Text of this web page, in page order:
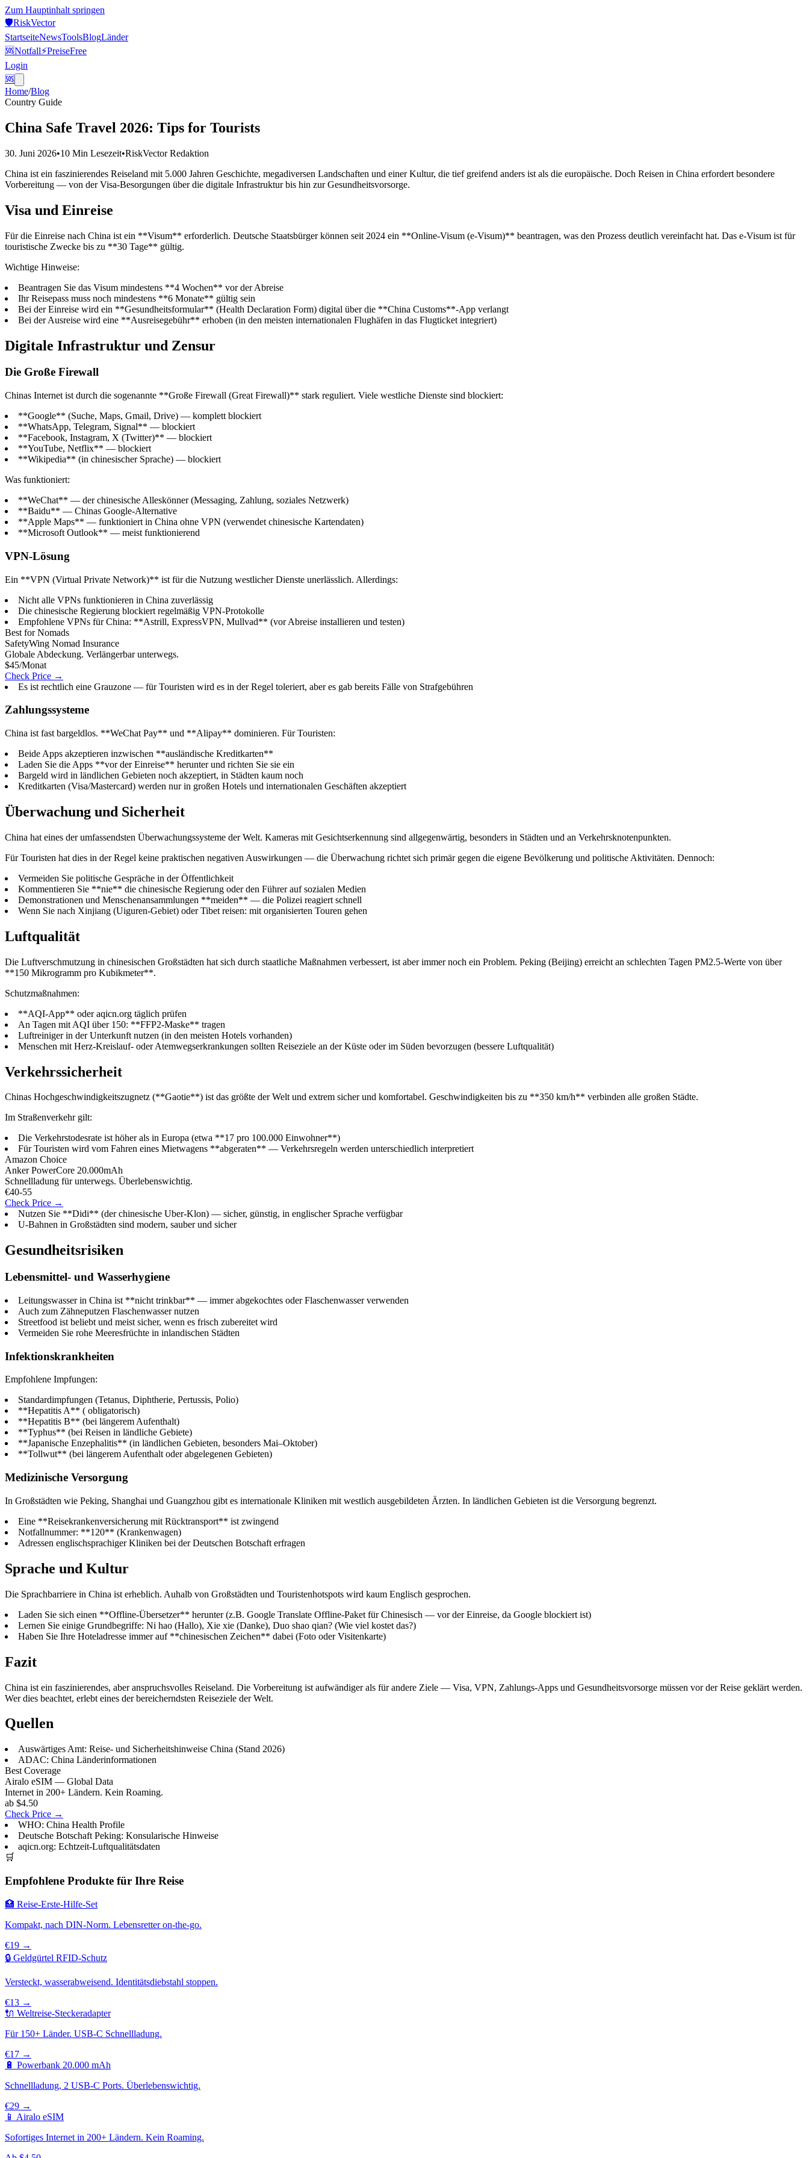
Zum Hauptinhalt springen
🛡️RiskVector
StartseiteNewsToolsBlogLänder
🆘Notfall⚡PreiseFree
Login
🆘
Home/Blog
Country Guide
China Safe Travel 2026: Tips for Tourists
30. Juni 2026•10 Min Lesezeit•RiskVector Redaktion
China ist ein faszinierendes Reiseland mit 5.000 Jahren Geschichte, megadiversen Landschaften und einer Kultur, die tief greifend anders ist als die europäische. Doch Reisen in China erfordert besondere
Vorbereitung — von der Visa-Besorgungen über die digitale Infrastruktur bis hin zur Gesundheitsvorsorge.
Visa und Einreise
Für die Einreise nach China ist ein **Visum** erforderlich. Deutsche Staatsbürger können seit 2024 ein **Online-Visum (e-Visum)** beantragen, was den Prozess deutlich vereinfacht hat. Das e-Visum ist für
touristische Zwecke bis zu **30 Tage** gültig.
Wichtige Hinweise:
Beantragen Sie das Visum mindestens **4 Wochen** vor der Abreise
Ihr Reisepass muss noch mindestens **6 Monate** gültig sein
Bei der Einreise wird ein **Gesundheitsformular** (Health Declaration Form) digital über die **China Customs**-App verlangt
Bei der Ausreise wird eine **Ausreisegebühr** erhoben (in den meisten internationalen Flughäfen in das Flugticket integriert)
Digitale Infrastruktur und Zensur
Die Große Firewall
Chinas Internet ist durch die sogenannte **Große Firewall (Great Firewall)** stark reguliert. Viele westliche Dienste sind blockiert:
**Google** (Suche, Maps, Gmail, Drive) — komplett blockiert
**WhatsApp, Telegram, Signal** — blockiert
**Facebook, Instagram, X (Twitter)** — blockiert
**YouTube, Netflix** — blockiert
**Wikipedia** (in chinesischer Sprache) — blockiert
Was funktioniert:
**WeChat** — der chinesische Alleskönner (Messaging, Zahlung, soziales Netzwerk)
**Baidu** — Chinas Google-Alternative
**Apple Maps** — funktioniert in China ohne VPN (verwendet chinesische Kartendaten)
**Microsoft Outlook** — meist funktionierend
VPN-Lösung
Ein **VPN (Virtual Private Network)** ist für die Nutzung westlicher Dienste unerlässlich. Allerdings:
Nicht alle VPNs funktionieren in China zuverlässig
Die chinesische Regierung blockiert regelmäßig VPN-Protokolle
Empfohlene VPNs für China: **Astrill, ExpressVPN, Mullvad** (vor Abreise installieren und testen)
Best for Nomads
SafetyWing Nomad Insurance
Globale Abdeckung. Verlängerbar unterwegs.
$45/Monat
Check Price →
Es ist rechtlich eine Grauzone — für Touristen wird es in der Regel toleriert, aber es gab bereits Fälle von Strafgebühren
Zahlungssysteme
China ist fast bargeldlos. **WeChat Pay** und **Alipay** dominieren. Für Touristen:
Beide Apps akzeptieren inzwischen **ausländische Kreditkarten**
Laden Sie die Apps **vor der Einreise** herunter und richten Sie sie ein
Bargeld wird in ländlichen Gebieten noch akzeptiert, in Städten kaum noch
Kreditkarten (Visa/Mastercard) werden nur in großen Hotels und internationalen Geschäften akzeptiert
Überwachung und Sicherheit
China hat eines der umfassendsten Überwachungssysteme der Welt. Kameras mit Gesichtserkennung sind allgegenwärtig, besonders in Städten und an Verkehrsknotenpunkten.
Für Touristen hat dies in der Regel keine praktischen negativen Auswirkungen — die Überwachung richtet sich primär gegen die eigene Bevölkerung und politische Aktivitäten. Dennoch:
Vermeiden Sie politische Gespräche in der Öffentlichkeit
Kommentieren Sie **nie** die chinesische Regierung oder den Führer auf sozialen Medien
Demonstrationen und Menschenansammlungen **meiden** — die Polizei reagiert schnell
Wenn Sie nach Xinjiang (Uiguren-Gebiet) oder Tibet reisen: mit organisierten Touren gehen
Luftqualität
Die Luftverschmutzung in chinesischen Großstädten hat sich durch staatliche Maßnahmen verbessert, ist aber immer noch ein Problem. Peking (Beijing) erreicht an schlechten Tagen PM2.5-Werte von über
**150 Mikrogramm pro Kubikmeter**.
Schutzmaßnahmen:
**AQI-App** oder aqicn.org täglich prüfen
An Tagen mit AQI über 150: **FFP2-Maske** tragen
Luftreiniger in der Unterkunft nutzen (in den meisten Hotels vorhanden)
Menschen mit Herz-Kreislauf- oder Atemwegserkrankungen sollten Reiseziele an der Küste oder im Süden bevorzugen (bessere Luftqualität)
Verkehrssicherheit
Chinas Hochgeschwindigkeitszugnetz (**Gaotie**) ist das größte der Welt und extrem sicher und komfortabel. Geschwindigkeiten bis zu **350 km/h** verbinden alle großen Städte.
Im Straßenverkehr gilt:
Die Verkehrstodesrate ist höher als in Europa (etwa **17 pro 100.000 Einwohner**)
Für Touristen wird vom Fahren eines Mietwagens **abgeraten** — Verkehrsregeln werden unterschiedlich interpretiert
Amazon Choice
Anker PowerCore 20.000mAh
Schnellladung für unterwegs. Überlebenswichtig.
€40-55
Check Price →
Nutzen Sie **Didi** (der chinesische Uber-Klon) — sicher, günstig, in englischer Sprache verfügbar
U-Bahnen in Großstädten sind modern, sauber und sicher
Gesundheitsrisiken
Lebensmittel- und Wasserhygiene
Leitungswasser in China ist **nicht trinkbar** — immer abgekochtes oder Flaschenwasser verwenden
Auch zum Zähneputzen Flaschenwasser nutzen
Streetfood ist beliebt und meist sicher, wenn es frisch zubereitet wird
Vermeiden Sie rohe Meeresfrüchte in inlandischen Städten
Infektionskrankheiten
Empfohlene Impfungen:
Standardimpfungen (Tetanus, Diphtherie, Pertussis, Polio)
**Hepatitis A** ( obligatorisch)
**Hepatitis B** (bei längerem Aufenthalt)
**Typhus** (bei Reisen in ländliche Gebiete)
**Japanische Enzephalitis** (in ländlichen Gebieten, besonders Mai–Oktober)
**Tollwut** (bei längerem Aufenthalt oder abgelegenen Gebieten)
Medizinische Versorgung
In Großstädten wie Peking, Shanghai und Guangzhou gibt es internationale Kliniken mit westlich ausgebildeten Ärzten. In ländlichen Gebieten ist die Versorgung begrenzt.
Eine **Reisekrankenversicherung mit Rücktransport** ist zwingend
Notfallnummer: **120** (Krankenwagen)
Adressen englischsprachiger Kliniken bei der Deutschen Botschaft erfragen
Sprache und Kultur
Die Sprachbarriere in China ist erheblich. Auhalb von Großstädten und Touristenhotspots wird kaum Englisch gesprochen.
Laden Sie sich einen **Offline-Übersetzer** herunter (z.B. Google Translate Offline-Paket für Chinesisch — vor der Einreise, da Google blockiert ist)
Lernen Sie einige Grundbegriffe: Ni hao (Hallo), Xie xie (Danke), Duo shao qian? (Wie viel kostet das?)
Haben Sie Ihre Hoteladresse immer auf **chinesischen Zeichen** dabei (Foto oder Visitenkarte)
Fazit
China ist ein faszinierendes, aber anspruchsvolles Reiseland. Die Vorbereitung ist aufwändiger als für andere Ziele — Visa, VPN, Zahlungs-Apps und Gesundheitsvorsorge müssen vor der Reise geklärt werden.
Wer dies beachtet, erlebt eines der bereicherndsten Reiseziele der Welt.
Quellen
Auswärtiges Amt: Reise- und Sicherheitshinweise China (Stand 2026)
ADAC: China Länderinformationen
Best Coverage
Airalo eSIM — Global Data
Internet in 200+ Ländern. Kein Roaming.
ab $4.50
Check Price →
WHO: China Health Profile
Deutsche Botschaft Peking: Konsularische Hinweise
aqicn.org: Echtzeit-Luftqualitätsdaten
🛒
Empfohlene Produkte für Ihre Reise
🏥 Reise-Erste-Hilfe-Set
Kompakt, nach DIN-Norm. Lebensretter on-the-go.
€19 →
🔒 Geldgürtel RFID-Schutz
Versteckt, wasserabweisend. Identitätsdiebstahl stoppen.
€13 →
🔌 Weltreise-Steckeradapter
Für 150+ Länder. USB-C Schnellladung.
€17 →
🔋 Powerbank 20.000 mAh
Schnellladung, 2 USB-C Ports. Überlebenswichtig.
€29 →
📱 Airalo eSIM
Sofortiges Internet in 200+ Ländern. Kein Roaming.